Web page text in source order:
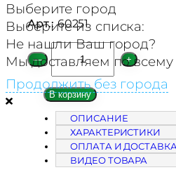
Арт.: 60251
К
о
л
— +
В корзину
ОПИСАНИЕ
ХАРАКТЕРИСТИКИ
ОПЛАТА И ДОСТАВКА
ВИДЕО ТОВАРА
Выберите город
Выберите из списка:
Не нашли Ваш город?
Мы доставляем по
Продолжить без города